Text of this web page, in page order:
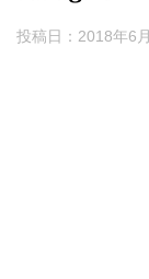
投稿日： 2018年6